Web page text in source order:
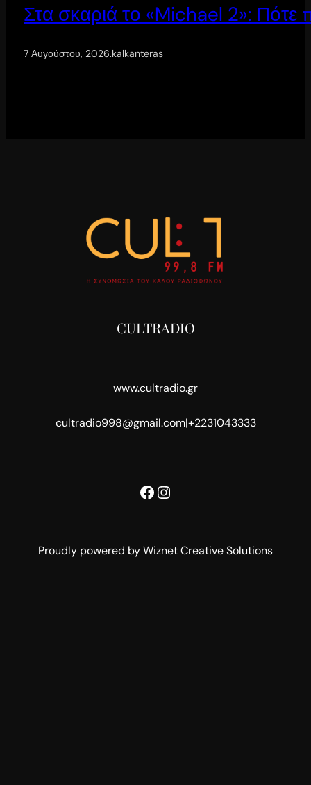
Στα σκαριά το «Michael 2»: Πότε
7 Αυγούστου, 2026.kalkanteras
CULTRADIO
www.cultradio.gr
cultradio998@gmail.com|+2231043333
Facebook
Instagram
Proudly powered by Wiznet Creative Solutions